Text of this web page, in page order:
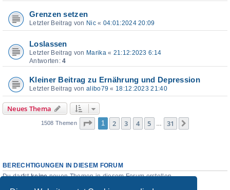
Grenzen setzen
Letzter Beitrag von Nic« 04:01:2024 20:09
Loslassen
Letzter Beitrag von Marika« 21:12:2023 6:14
Antworten:4
Kleiner Beitrag zu Ernährung und Depression
Letzter Beitrag von alibo79 « 18:12:2023 21:40
Neues Thema
1508 Themen Seite 1von 31
1 2 3 4 5 31
BERECHTIGUNGEN IN DIESEM FORUM
Du darfstkeineneuen Themen in diesem Forum erstellen.